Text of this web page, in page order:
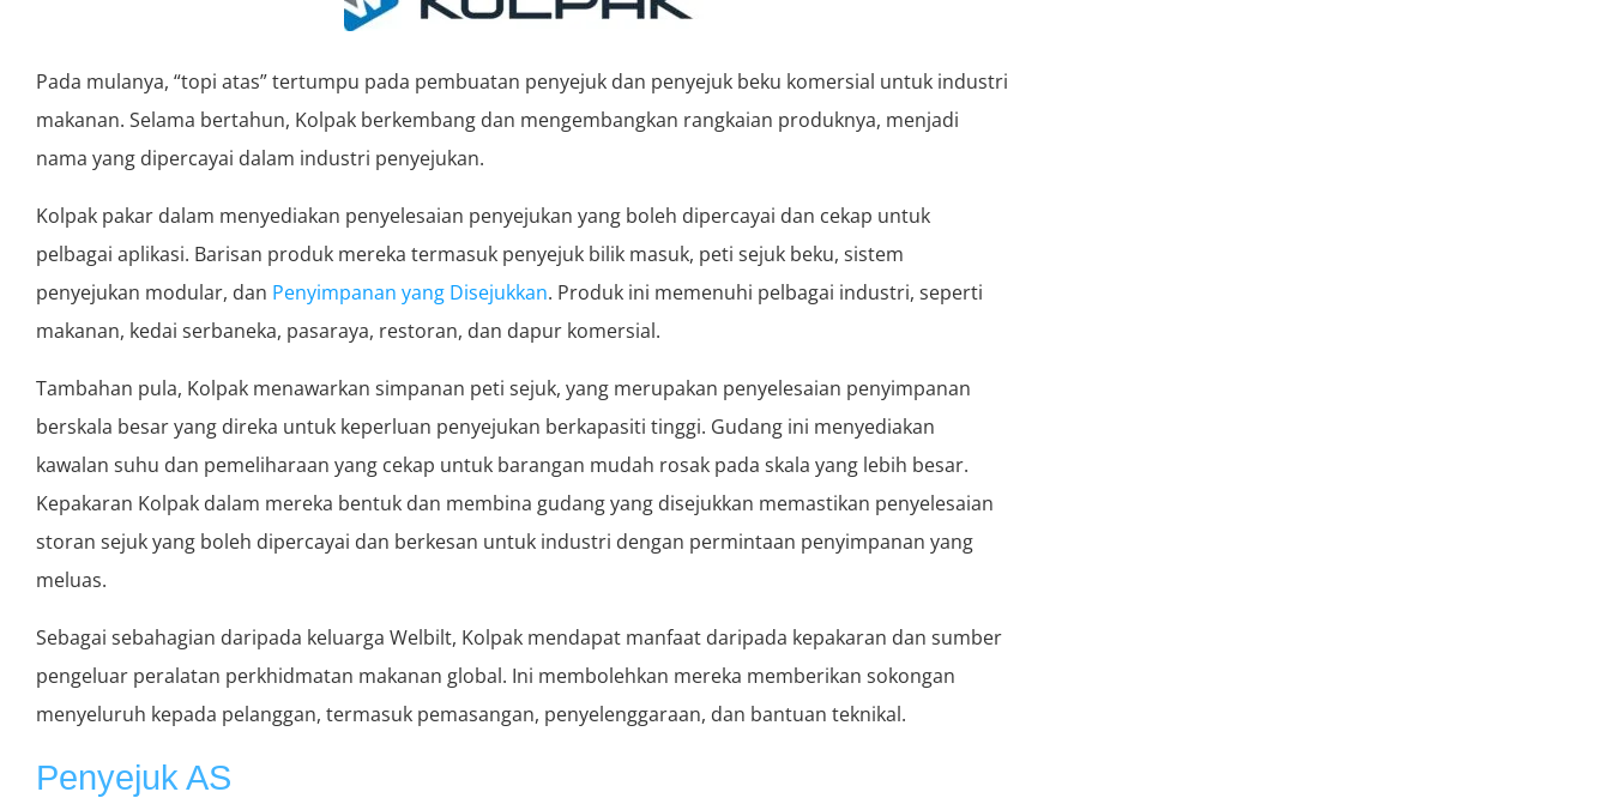
Pada mulanya, “topi atas” tertumpu pada pembuatan penyejuk dan penyejuk beku komersial untuk industri
makanan. Selama bertahun, Kolpak berkembang dan mengembangkan rangkaian produknya, menjadi
nama yang dipercayai dalam industri penyejukan.
Kolpak pakar dalam menyediakan penyelesaian penyejukan yang boleh dipercayai dan cekap untuk
pelbagai aplikasi. Barisan produk mereka termasuk penyejuk bilik masuk, peti sejuk beku, sistem
penyejukan modular, dan Penyimpanan yang Disejukkan. Produk ini memenuhi pelbagai industri, seperti
makanan, kedai serbaneka, pasaraya, restoran, dan dapur komersial.
Tambahan pula, Kolpak menawarkan simpanan peti sejuk, yang merupakan penyelesaian penyimpanan
berskala besar yang direka untuk keperluan penyejukan berkapasiti tinggi. Gudang ini menyediakan
kawalan suhu dan pemeliharaan yang cekap untuk barangan mudah rosak pada skala yang lebih besar.
Kepakaran Kolpak dalam mereka bentuk dan membina gudang yang disejukkan memastikan penyelesaian
storan sejuk yang boleh dipercayai dan berkesan untuk industri dengan permintaan penyimpanan yang
meluas.
Sebagai sebahagian daripada keluarga Welbilt, Kolpak mendapat manfaat daripada kepakaran dan sumber
pengeluar peralatan perkhidmatan makanan global. Ini membolehkan mereka memberikan sokongan
menyeluruh kepada pelanggan, termasuk pemasangan, penyelenggaraan, dan bantuan teknikal.
Penyejuk AS